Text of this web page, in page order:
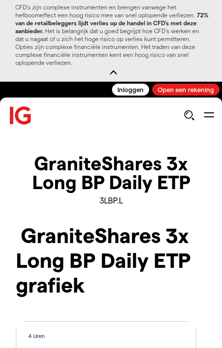
CFD’s zijn complexe instrumenten en brengen vanwege het
hefboomeffect een hoog risico mee van snel oplopende verliezen. 72%
van de retailbeleggers lijdt verlies op de handel in CFD’s met deze
aanbieder. Het is belangrijk dat u goed begrijpt hoe CFD's werken en
dat u nagaat of u zich het hoge risico op verlies kunt permitteren.
Opties zijn complexe financiële instrumenten. Het traden van deze
complexe financiële instrumenten kent een hoog risico van snel
oplopende verliezen.
Inloggen Open een rekening
GraniteShares 3x
Long BP Daily ETP
3LBP.L
GraniteShares 3x
Long BP Daily ETP
grafiek
4 Uren